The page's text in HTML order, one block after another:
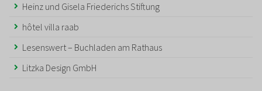
Heinz und Gisela Friederichs Stiftung
hôtel villa raab
Lesenswert – Buchladen am Rathaus
Litzka Design GmbH